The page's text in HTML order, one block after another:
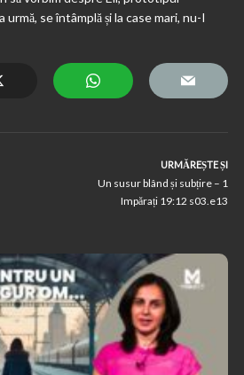
urmă, se întâmplă și la case mari, nu-I
URMĂREȘTE ȘI
Un susur blând și subțire – 1
Impărați 19:12 s03.e13